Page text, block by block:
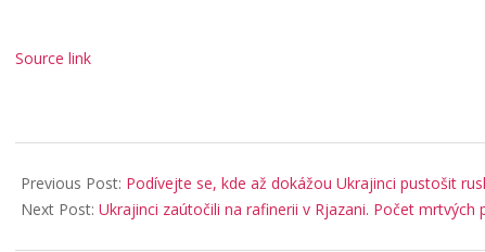
Source link
05-
15
Previous Post: Podívejte se, kde až dokážou Ukrajinci pustošit
Next Post: Ukrajinci zaútočili na rafinerii v Rjazani. Počet